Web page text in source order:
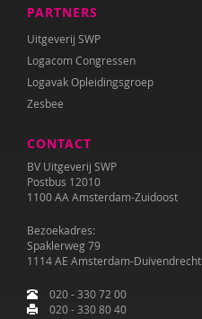
PARTNERS
Uitgeverij SWP
Logacom Congressen
Logavak Opleidingsgroep
Zesbee
CONTACT
BV Uitgeverij SWP
Postbus 12010
1100 AA Amsterdam-Zuidoost
Bezoekadres:
Spaklerweg 79
1114 AE Amsterdam-Duivendrecht
020 - 330 72 00
020 - 330 80 40